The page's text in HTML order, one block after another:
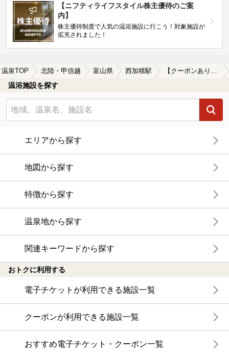
【ニフティライフスタイル株主優待のご案
内】
株主優待制度で人気の温浴施設に行こう！対象施設が
拡充されました！
温泉TOP 北陸・甲信越 富山県 西加積駅 【クーポンあり】朝風呂に入れる西加積駅近くの温泉、日帰り温泉、スーパー銭湯おすすめ
温浴施設を探す
エリアから探す
地図から探す
特徴から探す
温泉地から探す
関連キーワードから探す
おトクに利用する
電子チケットが利用できる施設一覧
クーポンが利用できる施設一覧
おすすめ電子チケット・クーポン一覧